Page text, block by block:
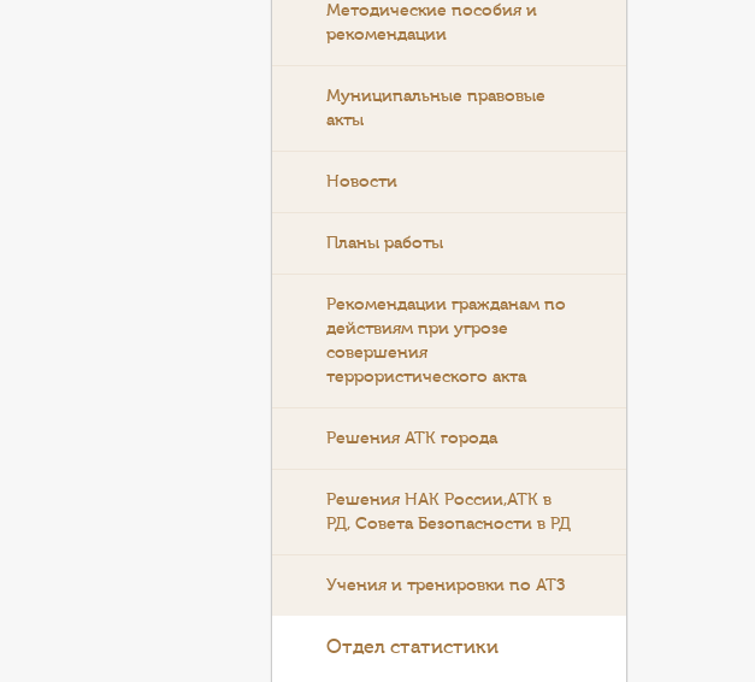
Методические пособия и
рекомендации
Муниципальные правовые
акты
Новости
Планы работы
Рекомендации гражданам по
действиям при угрозе
совершения
террористического акта
Решения АТК города
Решения НАК России,АТК в
РД, Совета Безопасности в РД
Учения и тренировки по АТЗ
Отдел статистики